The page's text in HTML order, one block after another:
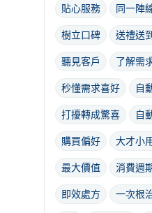
貼心服務
同一陣
樹立口碑
送禮送
聽見客戶
了解需
秒懂需求喜好
自
打擾轉成驚喜
自
購買偏好
大才小
最大價值
消費週
即效處方
一次根